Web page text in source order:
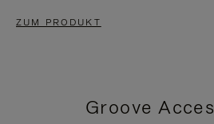
ZUM PRODUKT
Groove